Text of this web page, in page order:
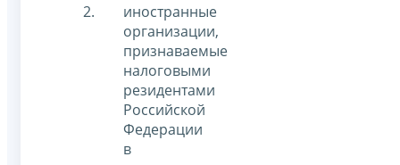
иностранные
организации,
признаваемые
налоговыми
резидентами
Российской
Федерации
в